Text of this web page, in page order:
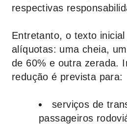
respectivas
Entretanto, o texto
alíquotas: uma cheia,
de 60% e outra zerada.
redução é prevista para:
serviços de
passageiros